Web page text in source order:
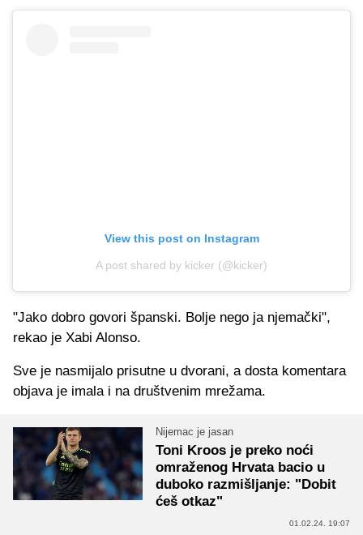
View this post on Instagram
A post shared by kicker (@kicker)
"Jako dobro govori španski. Bolje nego ja njemački",
rekao je Xabi Alonso.
Sve je nasmijalo prisutne u dvorani, a dosta komentara
objava je imala i na društvenim mrežama.
Nijemac je jasan
Toni Kroos je preko noći
omraženog Hrvata bacio u
duboko razmišljanje: "Dobit
ćeš otkaz"
01.02.24. 19:07